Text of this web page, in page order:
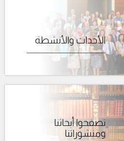
الأحداث والأنشطة
تصفحوا أبحاثنا
ومنشوراتنا